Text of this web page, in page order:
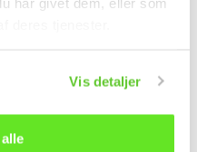
Vis detaljer